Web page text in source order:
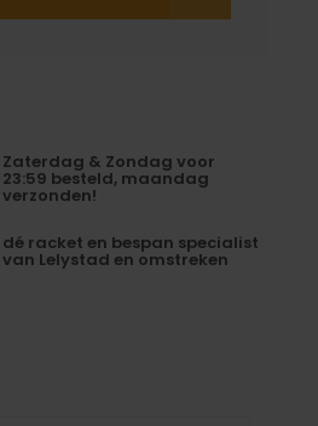
Zaterdag & Zondag voor
23:59 besteld, maandag
verzonden!
dé racket en bespan specialist
van Lelystad en omstreken